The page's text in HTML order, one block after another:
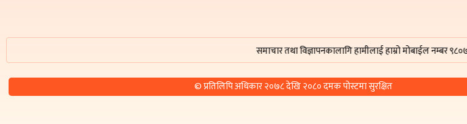
समाचार तथा विज्ञापनकालागि हामीलाई हाम्रो मोबाईल नम्बर
© प्रतिलिपि अधिकार २०७८ देखि २०८० दमक पोस्टमा सुरक्षित